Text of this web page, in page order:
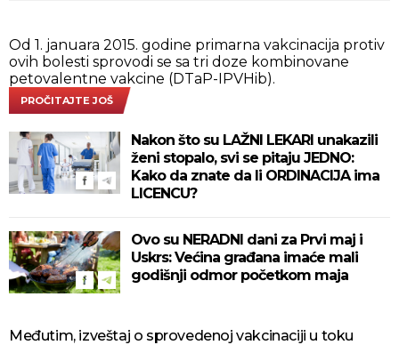
Od 1. januara 2015. godine primarna vakcinacija protiv
ovih bolesti sprovodi se sa tri doze kombinovane
petovalentne vakcine (DTaP-IPVHib).
PROČITAJTE JOŠ
Nakon što su LAŽNI LEKARI unakazili
ženi stopalo, svi se pitaju JEDNO:
Kako da znate da li ORDINACIJA ima
LICENCU?
Ovo su NERADNI dani za Prvi maj i
Uskrs: Većina građana imaće mali
godišnji odmor početkom maja
Međutim, izveštaj o sprovedenoj vakcinaciji u toku